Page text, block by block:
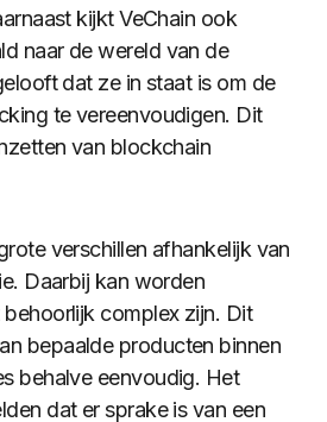
kijkt VeChain ook
naar de wereld van de
dat ze in staat is om de
te vereenvoudigen. Dit
van blockchain
verschillen afhankelijk van
Daarbij kan worden
complex zijn. Dit
bepaalde producten binnen
behalve eenvoudig. Het
dat er sprake is van een